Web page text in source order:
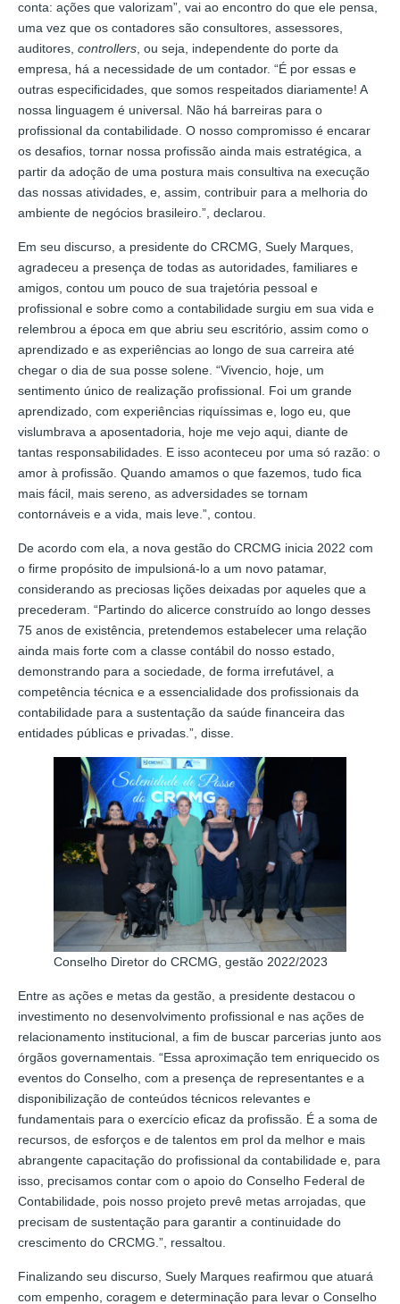
conta: ações que valorizam”, vai ao encontro do que ele pensa,
uma vez que os contadores são consultores, assessores,
auditores, controllers , ou seja, independente do porte da
empresa, há a necessidade de um contador. “É por essas e
outras especificidades, que somos respeitados diariamente! A
nossa linguagem é universal. Não há barreiras para o
profissional da contabilidade. O nosso compromisso é encarar
os desafios, tornar nossa profissão ainda mais estratégica, a
partir da adoção de uma postura mais consultiva na execução
das nossas atividades, e, assim, contribuir para a melhoria do
ambiente de negócios brasileiro.”, declarou.
Em seu discurso, a presidente do CRCMG, Suely Marques,
agradeceu a presença de todas as autoridades, familiares e
amigos, contou um pouco de sua trajetória pessoal e
profissional e sobre como a contabilidade surgiu em sua vida e
relembrou a época em que abriu seu escritório, assim como o
aprendizado e as experiências ao longo de sua carreira até
chegar o dia de sua posse solene. “Vivencio, hoje, um
sentimento único de realização profissional. Foi um grande
aprendizado, com experiências riquíssimas e, logo eu, que
vislumbrava a aposentadoria, hoje me vejo aqui, diante de
tantas responsabilidades. E isso aconteceu por uma só razão: o
amor à profissão. Quando amamos o que fazemos, tudo fica
mais fácil, mais sereno, as adversidades se tornam
contornáveis e a vida, mais leve.”, contou.
De acordo com ela, a nova gestão do CRCMG inicia 2022 com
o firme propósito de impulsioná-lo a um novo patamar,
considerando as preciosas lições deixadas por aqueles que a
precederam. “Partindo do alicerce construído ao longo desses
75 anos de existência, pretendemos estabelecer uma relação
ainda mais forte com a classe contábil do nosso estado,
demonstrando para a sociedade, de forma irrefutável, a
competência técnica e a essencialidade dos profissionais da
contabilidade para a sustentação da saúde financeira das
entidades públicas e privadas.”, disse.
Conselho Diretor do CRCMG, gestão 2022/2023
Entre as ações e metas da gestão, a presidente destacou o
investimento no desenvolvimento profissional e nas ações de
relacionamento institucional, a fim de buscar parcerias junto aos
órgãos governamentais. “Essa aproximação tem enriquecido os
eventos do Conselho, com a presença de representantes e a
disponibilização de conteúdos técnicos relevantes e
fundamentais para o exercício eficaz da profissão. É a soma de
recursos, de esforços e de talentos em prol da melhor e mais
abrangente capacitação do profissional da contabilidade e, para
isso, precisamos contar com o apoio do Conselho Federal de
Contabilidade, pois nosso projeto prevê metas arrojadas, que
precisam de sustentação para garantir a continuidade do
crescimento do CRCMG.”, ressaltou.
Finalizando seu discurso, Suely Marques reafirmou que atuará
com empenho, coragem e determinação para levar o Conselho